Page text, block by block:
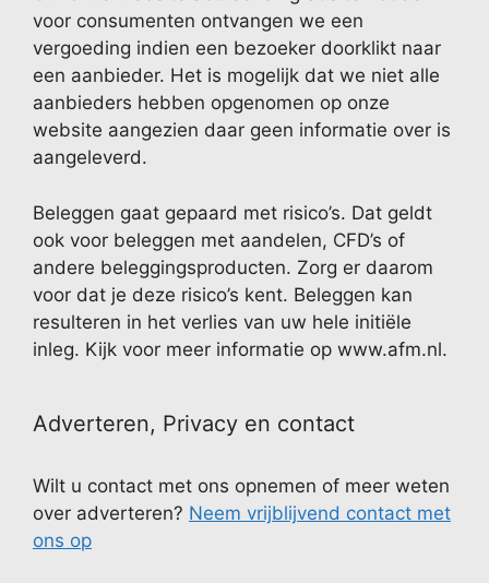
voor consumenten ontvangen we een
vergoeding indien een bezoeker doorklikt naar
een aanbieder. Het is mogelijk dat we niet alle
aanbieders hebben opgenomen op onze
website aangezien daar geen informatie over is
aangeleverd.
Beleggen gaat gepaard met risico’s. Dat geldt
ook voor beleggen met aandelen, CFD’s of
andere beleggingsproducten. Zorg er daarom
voor dat je deze risico’s kent. Beleggen kan
resulteren in het verlies van uw hele initiële
inleg. Kijk voor meer informatie op www.afm.nl.
Adverteren, Privacy en contact
Wilt u contact met ons opnemen of meer weten
over adverteren? Neem vrijblijvend contact met
ons op